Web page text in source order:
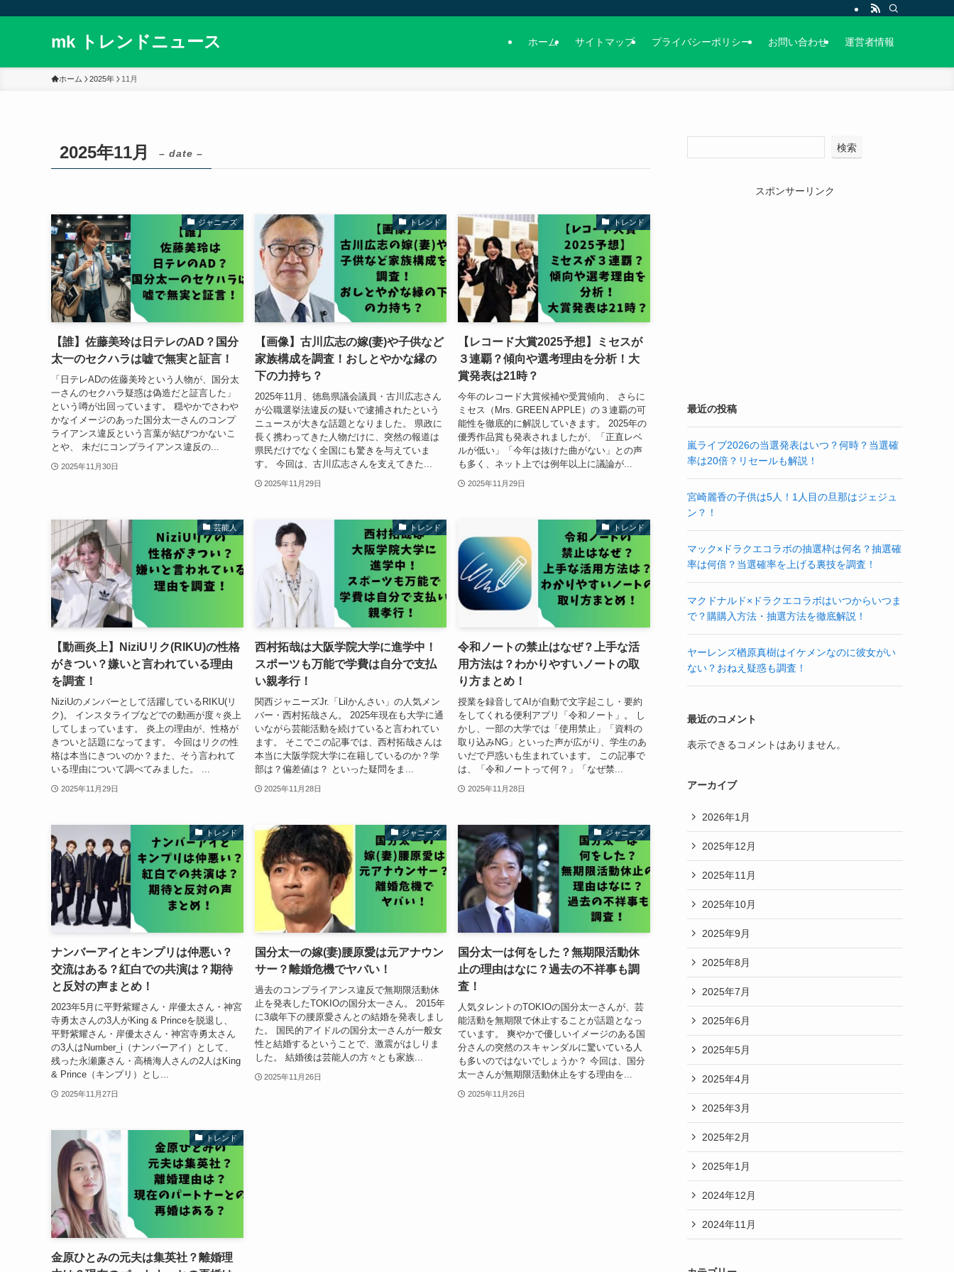
mk トレンドニュース ホーム サイトマップ プライバシーポリシー お問い合わせ 運営者情報
ホーム 2025年 11月
2025年11月 – date –
ジャニーズ
【誰】佐藤美玲は日テレのAD？国分
太一のセクハラは嘘で無実と証言！
「日テレADの佐藤美玲という人物が、国分太
一さんのセクハラ疑惑は偽造だと証言した」
という噂が出回っています。 穏やかでさわや
かなイメージのあった国分太一さんのコンプ
ライアンス違反という言葉が結びつかないこ
とや、 未だにコンプライアンス違反の...
2025年11月30日
トレンド
【画像】古川広志の嫁(妻)や子供など
家族構成を調査！おしとやかな縁の
下の力持ち？
2025年11月、徳島県議会議員・古川広志さん
が公職選挙法違反の疑いで逮捕されたという
ニュースが大きな話題となりました。 県政に
長く携わってきた人物だけに、突然の報道は
県民だけでなく全国にも驚きを与えていま
す。 今回は、古川広志さんを支えてきた...
2025年11月29日
トレンド
【レコード大賞2025予想】ミセスが
３連覇？傾向や選考理由を分析！大
賞発表は21時？
今年のレコード大賞候補や受賞傾向、 さらに
ミセス（Mrs. GREEN APPLE）の３連覇の可
能性を徹底的に解説していきます。 2025年の
優秀作品賞も発表されましたが、「正直レベ
ルが低い」「今年は抜けた曲がない」との声
も多く、ネット上では例年以上に議論が...
2025年11月29日
芸能人
【動画炎上】NiziUリク(RIKU)の性格
がきつい？嫌いと言われている理由
を調査！
NiziUのメンバーとして活躍しているRIKU(リ
ク)。 インスタライブなどでの動画が度々炎上
してしまっています。 炎上の理由が、性格が
きついと話題になってます。 今回はリクの性
格は本当にきついのか？また、そう言われて
いる理由について調べてみました。 ...
2025年11月29日
トレンド
西村拓哉は大阪学院大学に進学中！
スポーツも万能で学費は自分で支払
い親孝行！
関西ジャニーズJr.「Lilかんさい」の人気メン
バー・西村拓哉さん。 2025年現在も大学に通
いながら芸能活動を続けていると言われてい
ます。 そこでこの記事では、西村拓哉さんは
本当に大阪学院大学に在籍しているのか？学
部は？偏差値は？ といった疑問をま...
2025年11月28日
トレンド
令和ノートの禁止はなぜ？上手な活
用方法は？わかりやすいノートの取
り方まとめ！
授業を録音してAIが自動で文字起こし・要約
をしてくれる便利アプリ「令和ノート」。 し
かし、一部の大学では「使用禁止」「資料の
取り込みNG」といった声が広がり、学生のあ
いだで戸惑いも生まれています。 この記事で
は、「令和ノートって何？」「なぜ禁...
2025年11月28日
トレンド
ナンバーアイとキンプリは仲悪い？
交流はある？紅白での共演は？期待
と反対の声まとめ！
2023年5月に平野紫耀さん・岸優太さん・神宮
寺勇太さんの3人がKing & Princeを脱退し、
平野紫耀さん・岸優太さん・神宮寺勇太さん
の3人はNumber_i（ナンバーアイ）として、
残った永瀬廉さん・高橋海人さんの2人はKing
& Prince（キンプリ）とし...
2025年11月27日
ジャニーズ
国分太一の嫁(妻)腰原愛は元アナウン
サー？離婚危機でヤバい！
過去のコンプライアンス違反で無期限活動休
止を発表したTOKIOの国分太一さん。 2015年
に3歳年下の腰原愛さんとの結婚を発表しまし
た。 国民的アイドルの国分太一さんが一般女
性と結婚するということで、激震がはしりま
した。 結婚後は芸能人の方々とも家族...
2025年11月26日
ジャニーズ
国分太一は何をした？無期限活動休
止の理由はなに？過去の不祥事も調
査！
人気タレントのTOKIOの国分太一さんが、芸
能活動を無期限で休止することが話題となっ
ています。 爽やかで優しいイメージのある国
分さんの突然のスキャンダルに驚いている人
も多いのではないでしょうか？ 今回は、国分
太一さんが無期限活動休止をする理由を...
2025年11月26日
トレンド
金原ひとみの元夫は集英社？離婚理
検索
スポンサーリンク
最近の投稿
嵐ライブ2026の当選発表はいつ？何時？当選確
率は20倍？リセールも解説！
宮崎麗香の子供は5人！1人目の旦那はジェジュ
ン？！
マック×ドラクエコラボの抽選枠は何名？抽選確
率は何倍？当選確率を上げる裏技を調査！
マクドナルド×ドラクエコラボはいつからいつま
で？購購入方法・抽選方法を徹底解説！
ヤーレンズ楢原真樹はイケメンなのに彼女がい
ない？おねえ疑惑も調査！
最近のコメント
表示できるコメントはありません。
アーカイブ
2026年1月
2025年12月
2025年11月
2025年10月
2025年9月
2025年8月
2025年7月
2025年6月
2025年5月
2025年4月
2025年3月
2025年2月
2025年1月
2024年12月
2024年11月